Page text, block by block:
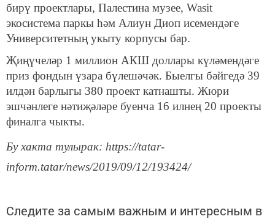
бирү проектлары, Палестина музее, Wasit
экосистема паркы һәм Алиун Диоп исемендәге
Университетның укыту корпусы бар.
Җиңүчеләр 1 миллион АКШ доллары күләмендәге
приз фондын үзара бүлешәчәк. Быелгы бәйгедә 39
илдән барлыгы 380 проект катнашты. Жюри
эшчәнлеге нәтиҗәләре буенча 16 илнең 20 проекты
финалга чыкты.
Бу хакта тулырак: https://tatar-
inform.tatar/news/2019/09/12/193424/
Следите за самым важным и интересным в